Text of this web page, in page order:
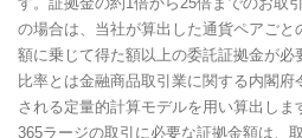
の場合は、当社が算出した通貨ペアご
額に乗じて得た額以上の委託証拠金が必
比率とは金融商品取引業に関する内閣府
される定量的計算モデルを用い算出しま
365ラージの取引に必要な証拠金額は、